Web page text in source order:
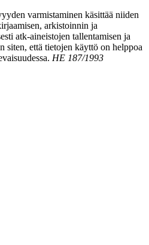
varmistaminen käsittää niiden
arkistoinnin ja
atk-aineistojen tallentamisen ja
siten, että tietojen käyttö on helppoa
HE 187/1993